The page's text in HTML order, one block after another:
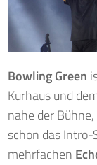
Bowling Green
Kurhaus und
nahe der
schon das
mehrfachen